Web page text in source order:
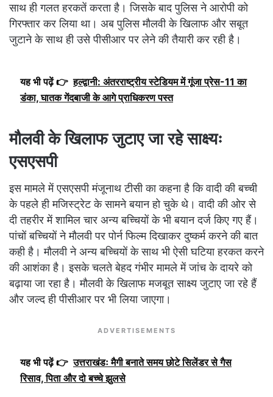
साथ ही गलत हरकतें करता है। जिसके बाद पुलिस ने आरोपी को
गिरफ्तार कर लिया था। अब पुलिस मौलवी के खिलाफ और सबूत
जुटाने के साथ ही उसे पीसीआर पर लेने की तैयारी कर रही है।
यह भी पढ़ें 👉 हल्द्वानी: अंतरराष्ट्रीय स्टेडियम में गूंजा प्रेस-11 का
डंका, घातक गेंदबाजी के आगे प्राधिकरण पस्त
मौलवी के खिलाफ जुटाए जा रहे साक्ष्यः
एसएसपी
इस मामले में एसएसपी मंजूनाथ टीसी का कहना है कि वादी की बच्ची
के पहले ही मजिस्ट्रेट के सामने बयान हो चुके थे। वादी की ओर से
दी तहरीर में शामिल चार अन्य बच्चियों के भी बयान दर्ज किए गए हैं।
पांचों बच्चियों ने मौलवी पर पोर्न फिल्म दिखाकर दुष्कर्म करने की बात
कही है। मौलवी ने अन्य बच्चियों के साथ भी ऐसी घटिया हरकत करने
की आशंका है। इसके चलते बेहद गंभीर मामले में जांच के दायरे को
बढ़ाया जा रहा है। मौलवी के खिलाफ मजबूत साक्ष्य जुटाए जा रहे हैं
और जल्द ही पीसीआर पर भी लिया जाएगा।
ADVERTISEMENTS
यह भी पढ़ें 👉 उत्तराखंडः मैगी बनाते समय छोटे सिलेंडर से गैस
रिसाव, पिता और दो बच्चे झुलसे